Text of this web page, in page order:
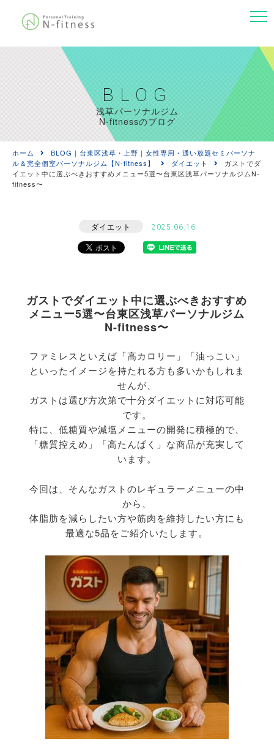
BLOG
浅草パーソナルジム
N-fitnessのブログ
ホーム
BLOG｜台東区浅草・上野｜女性専用・通い放題セミパーソナ
ル＆完全個室パーソナルジム【N-fitness】
ダイエット
ガストでダ
イエット中に選ぶべきおすすめメニュー5選〜台東区浅草パーソナルジムN-
fitness〜
ダイエット 2025.06.16
ガストでダイエット中に選ぶべきおすすめ
メニュー5選〜台東区浅草パーソナルジム
N-fitness〜
ファミレスといえば「高カロリー」「油っこい」
といったイメージを持たれる方も多いかもしれま
せんが、
ガストは選び方次第で十分ダイエットに対応可能
です。
特に、 低糖質や減塩メニューの開発に積極的で、
「糖質控えめ」「高たんぱく」な商品が充実して
います。
今回は、そんなガストのレギュラーメニューの中
から、
体脂肪を減らしたい方や筋肉を維持したい方にも
最適な5品をご紹介いたします。